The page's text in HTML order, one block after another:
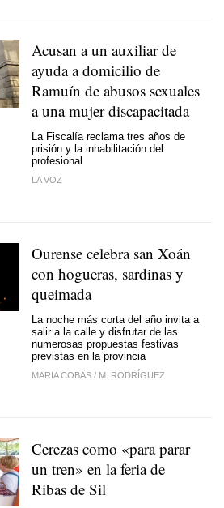
Acusan a un auxiliar de
ayuda a domicilio de
Ramuín de abusos sexuales
a una mujer discapacitada
La Fiscalía reclama tres años de
prisión y la inhabilitación del
profesional
LA VOZ
Ourense celebra san Xoán
con hogueras, sardinas y
queimada
La noche más corta del año invita a
salir a la calle y disfrutar de las
numerosas propuestas festivas
previstas en la provincia
MARIA COBAS / M. RODRÍGUEZ
Cerezas como «para parar
un tren» en la feria de
Ribas de Sil